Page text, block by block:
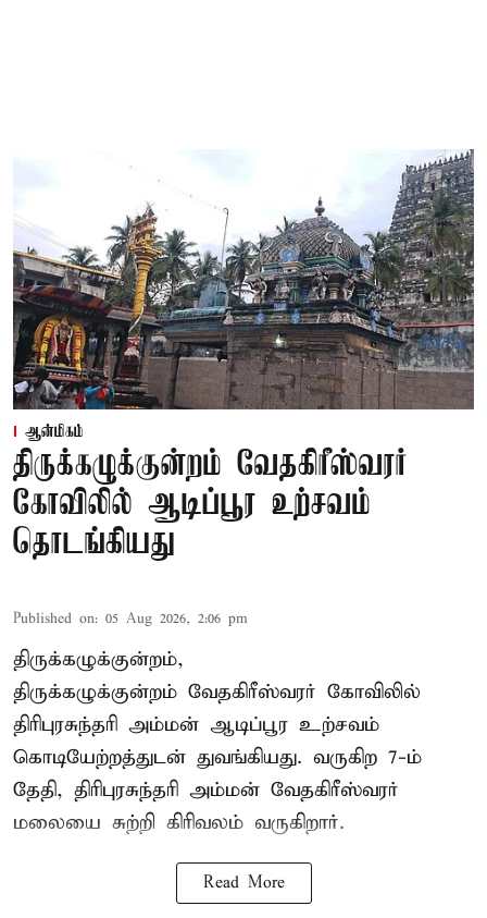
ஆன்மிகம்
திருக்கழுக்குன்றம் வேதகிரீஸ்வரர்
கோவிலில் ஆடிப்பூர உற்சவம்
தொடங்கியது
Published on: 05 Aug 2026, 2:06 pm
திருக்கழுக்குன்றம்,
திருக்கழுக்குன்றம் வேதகிரீஸ்வரர் கோவிலில்
திரிபுரசுந்தரி அம்மன் ஆடிப்பூர உற்சவம்
கொடியேற்றத்துடன் துவங்கியது. வருகிற 7-ம்
தேதி, திரிபுரசுந்தரி அம்மன் வேதகிரீஸ்வரர்
மலையை சுற்றி கிரிவலம் வருகிறார்.
Read More